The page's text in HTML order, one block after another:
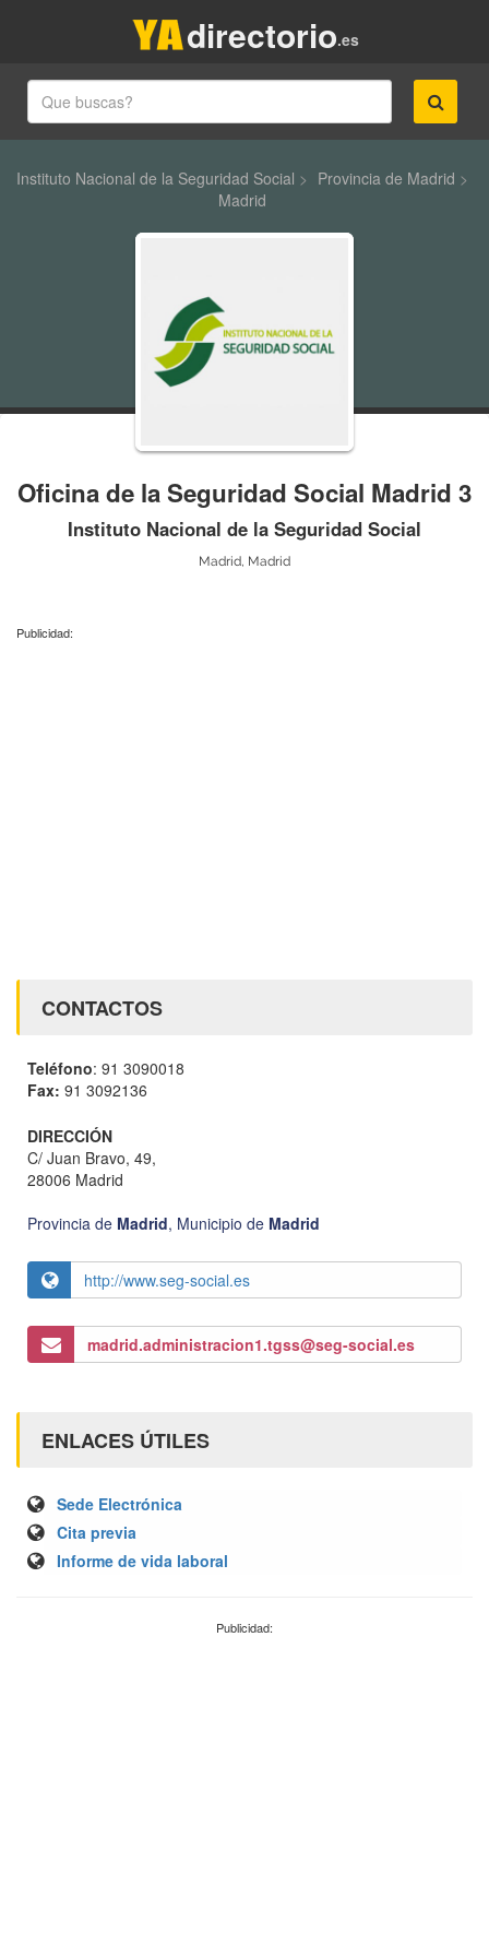
.es
directorio
Instituto Nacional de la Seguridad Social > Provincia de Madrid >
Madrid
Oficina de la Seguridad Social Madrid 3
Instituto Nacional de la Seguridad Social
Madrid, Madrid
Publicidad:
CONTACTOS
Teléfono: 91 3090018
Fax: 91 3092136
DIRECCIÓN
C/ Juan Bravo, 49,
28006 Madrid
Provincia de Madrid, Municipio de Madrid
http://www.seg-social.es
madrid.administracion1.tgss@seg-social.es
ENLACES ÚTILES
Sede Electrónica
Cita previa
Informe de vida laboral
Publicidad: